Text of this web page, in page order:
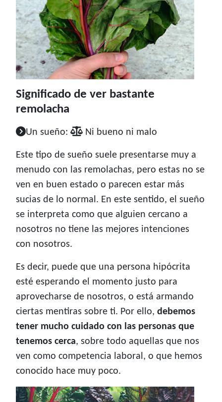
Significado de ver bastante
remolacha
Un sueño: Ni bueno ni malo
Este tipo de sueño suele presentarse muy a
menudo con las remolachas, pero estas no se
ven en buen estado o parecen estar más
sucias de lo normal. En este sentido, el sueño
se interpreta como que alguien cercano a
nosotros no tiene las mejores intenciones
con nosotros.
Es decir, puede que una persona hipócrita
esté esperando el momento justo para
aprovecharse de nosotros, o está armando
ciertas mentiras sobre ti. Por ello, debemos
tener mucho cuidado con las personas que
tenemos cerca, sobre todo aquellas que nos
ven como competencia laboral, o que hemos
conocido hace muy poco.